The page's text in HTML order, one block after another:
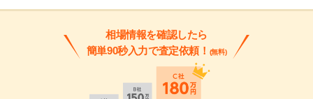
相場情報を確認したら
簡単90秒入力で査定依頼！ (無料)